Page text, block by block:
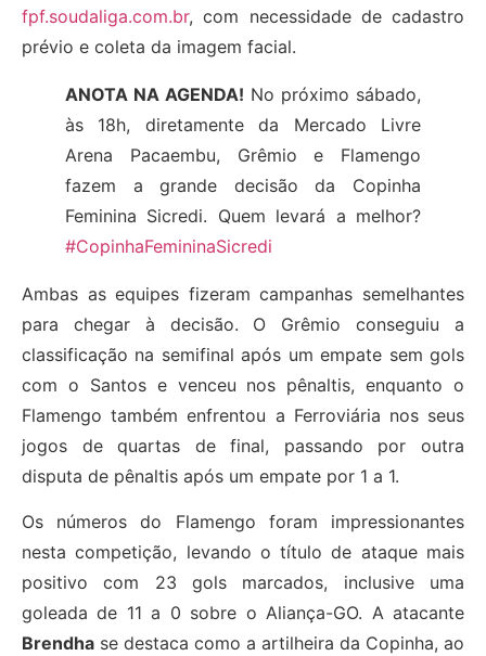
fpf.soudaliga.com.br, com necessidade de cadastro
prévio e coleta da imagem facial.
ANOTA NA AGENDA! No próximo sábado,
às 18h, diretamente da Mercado Livre
Arena Pacaembu, Grêmio e Flamengo
fazem a grande decisão da Copinha
Feminina Sicredi. Quem levará a melhor?
#CopinhaFemininaSicredi
Ambas as equipes fizeram campanhas semelhantes
para chegar à decisão. O Grêmio conseguiu a
classificação na semifinal após um empate sem gols
com o Santos e venceu nos pênaltis, enquanto o
Flamengo também enfrentou a Ferroviária nos seus
jogos de quartas de final, passando por outra
disputa de pênaltis após um empate por 1 a 1.
Os números do Flamengo foram impressionantes
nesta competição, levando o título de ataque mais
positivo com 23 gols marcados, inclusive uma
goleada de 11 a 0 sobre o Aliança-GO. A atacante
Brendha se destaca como a artilheira da Copinha, ao